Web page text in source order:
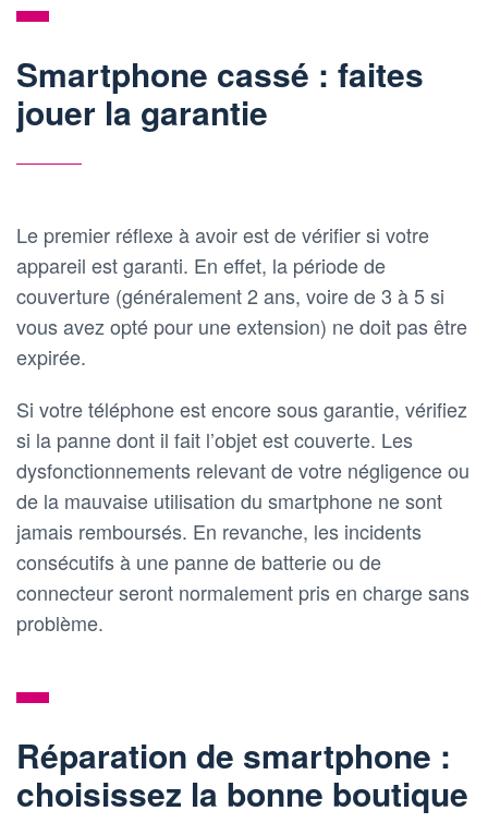
Smartphone cassé : faites
jouer la garantie
Le premier réflexe à avoir est de vérifier si votre
appareil est garanti. En effet, la période de
couverture (généralement 2 ans, voire de 3 à 5 si
vous avez opté pour une extension) ne doit pas être
expirée.
Si votre téléphone est encore sous garantie, vérifiez
si la panne dont il fait l’objet est couverte. Les
dysfonctionnements relevant de votre négligence ou
de la mauvaise utilisation du smartphone ne sont
jamais remboursés. En revanche, les incidents
consécutifs à une panne de batterie ou de
connecteur seront normalement pris en charge sans
problème.
Réparation de smartphone :
choisissez la bonne boutique